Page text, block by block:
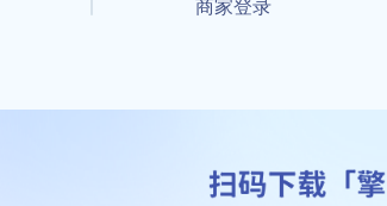
商家登录
车件，擎天拆车好省快 All Rights Reserved
号-17 公安部备案号： 鲁公网安备